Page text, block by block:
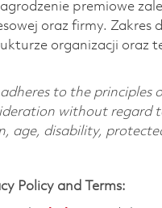
premiowe
oraz firmy. Zakres
organizacji oraz
adheres to the
without regard
age, disability,
Policy and Terms: